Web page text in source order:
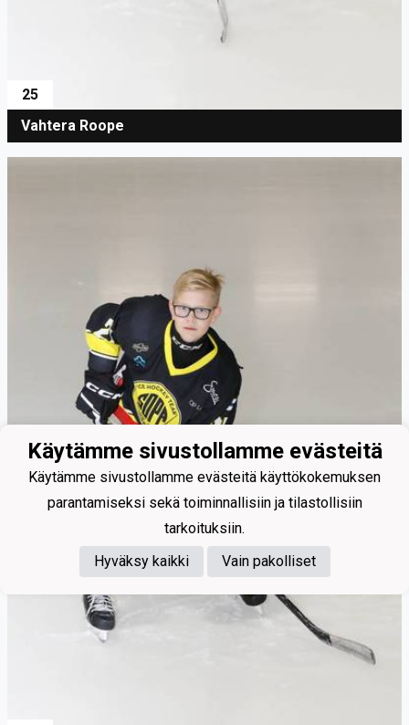
25
Vahtera Roope
Käytämme sivustollamme evästeitä
Käytämme sivustollamme evästeitä käyttökokemuksen
parantamiseksi sekä toiminnallisiin ja tilastollisiin
tarkoituksiin.
Hyväksy kaikki
Vain pakolliset